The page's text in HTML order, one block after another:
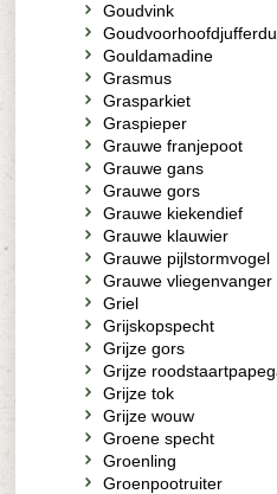
Goudvink
Gouldamadine
Grasmus
Grasparkiet
Graspieper
Grauwe franjepoot
Grauwe gans
Grauwe gors
Grauwe kiekendief
Grauwe klauwier
Grauwe pijlstormvogel
Grauwe vliegenvanger
Griel
Grijskopspecht
Grijze gors
Grijze
Grijze tok
Grijze wouw
Groene specht
Groenling
Groenpootruiter